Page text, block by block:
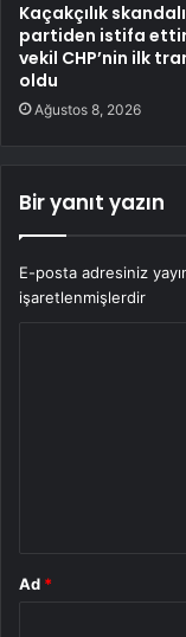
Kaçakçılık
partiden istifa
vekil CHP’nin ilk
oldu
Ağustos 8, 2026
Bir yanıt yazın
E-posta adresiniz
işaretlenmişlerdir
Ad *